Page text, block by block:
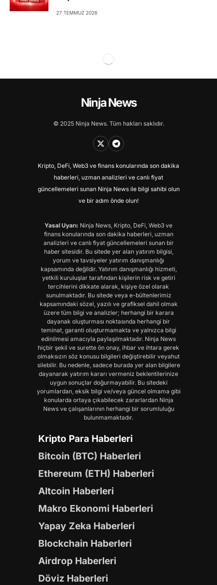
27 TEMMUZ 2026
Ninja News
© 2025 Ninja News. Tüm hakları saklıdır.
Kripto, DeFi, Web3 ve finans konularında son dakika
haberleri, uzman analizleri ve canlı fiyat
güncellemeleri sunan Ninja News ile bilgi sahibi olun
ve bir adım önde olun!
Yasal Uyarı: Ninja News, Kripto, DeFi, Web3 ve
finans konularında son dakika haberleri, uzman
analizleri ve canlı fiyat güncellemeleri sunan bir
haber sitesidir. Bu sitede yer alan yatırım bilgisi,
yorum ve tavsiyeler yatırım danışmanlığı
kapsamında değildir. Yatırım danışmanlığı hizmeti,
yetkili kuruluşlar tarafından kişilerin risk ve getiri
tercihlerini dikkate alarak, kişiye özel olarak
sunulmaktadır. Bu sitede veya e-bültenlerimiz
kapsamındaki sözel, yazılı ve grafiksel dahil olmak
üzere tüm bilgi ve analizler; herhangi bir karara
dayanak oluşturması noktasında herhangi bir
teminat, garanti oluşturmamakta ve yalnızca bilgi
edinilmesi amacıyla paylaşılmaktadır. Ninja News
hiçbir şekil ve surette ön onay, ihbar ve ihtara gerek
olmaksızın söz konusu bilgileri değiştirebilir veyahut
silebilir. Bu nedenle, sadece burada yer alan bilgilere
dayanarak yatırım kararı vermeniz beklentilerinize
uygun sonuçlar doğurmayabilir. Bu sitedeki
yorumlardan, eksik bilgi ve/veya güncel olmama gibi
konularda ortaya çıkabilecek zararlardan Ninja
News ve çalışanlarının herhangi bir sorumluluğu
bulunmamaktadır.
Kripto Para Haberleri
Bitcoin (BTC) Haberleri
Ethereum (ETH) Haberleri
Altcoin Haberleri
Makro Ekonomi Haberleri
Yapay Zeka Haberleri
Blockchain Haberleri
Airdrop Haberleri
Döviz Haberleri